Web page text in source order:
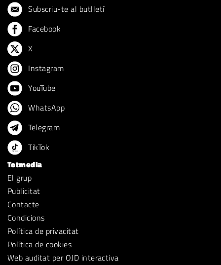
Subscriu-te al butlletí
Facebook
X
Instagram
YouTube
WhatsApp
Telegram
TikTok
Totmedia
El grup
Publicitat
Contacte
Condicions
Política de privacitat
Política de cookies
Web auditat per OJD interactiva